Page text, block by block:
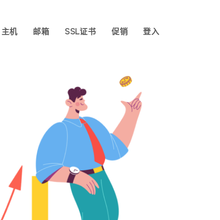
主机 邮箱 SSL证书 促销 登入